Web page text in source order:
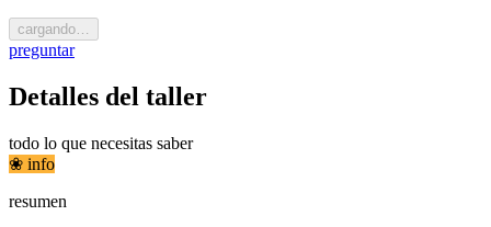
cargando…
preguntar
Detalles del taller
todo lo que necesitas saber
❀ info
resumen